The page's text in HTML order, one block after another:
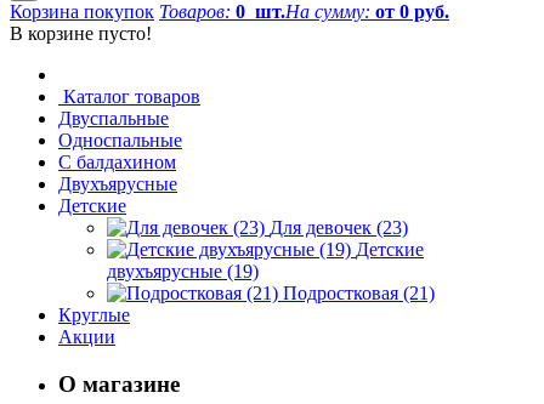
Корзина покупок Товаров: 0 шт.На сумму: от 0 руб.
В корзине пусто!
Каталог товаров
Двуспальные
Односпальные
С балдахином
Двухъярусные
Детские
Для девочек (23)
Детские
двухъярусные (19)
Подростковая (21)
Круглые
Акции
О магазине